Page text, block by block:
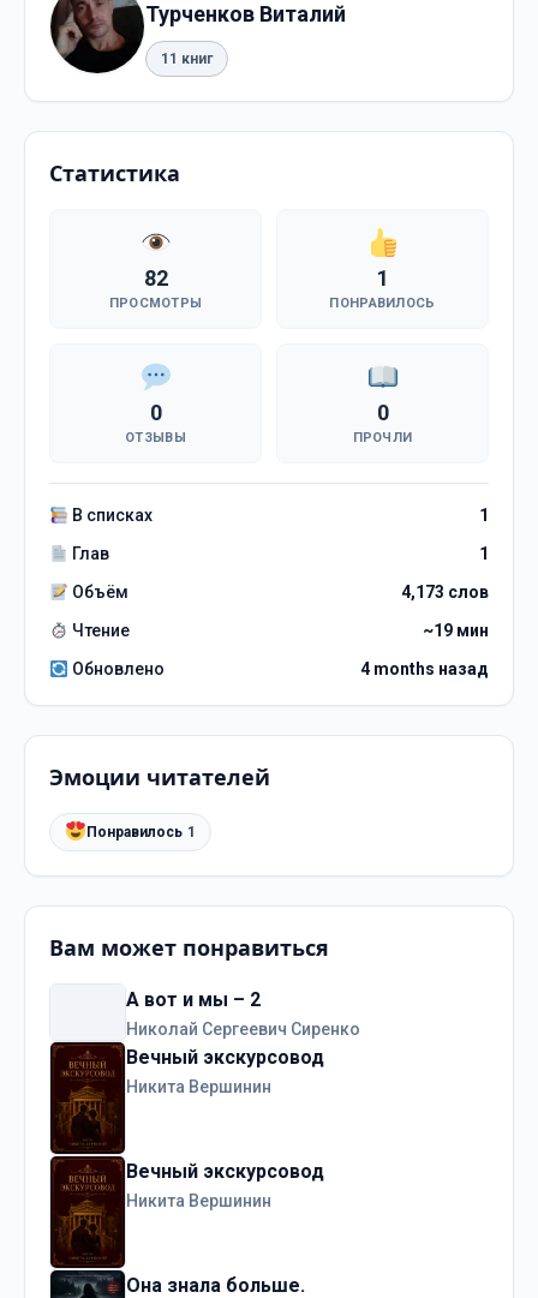
Турченков Виталий
11 книг
Статистика
82
ПРОСМОТРЫ
1
ПОНРАВИЛОСЬ
0
ОТЗЫВЫ
0
ПРОЧЛИ
В списках
1
Глав
1
Объём
4,173 слов
Чтение
~19 мин
Обновлено
4 months назад
Эмоции читателей
Понравилось 1
Вам может понравиться
А вот и мы – 2
Николай Сергеевич Сиренко
Вечный экскурсовод
Никита Вершинин
Вечный экскурсовод
Никита Вершинин
Она знала больше.